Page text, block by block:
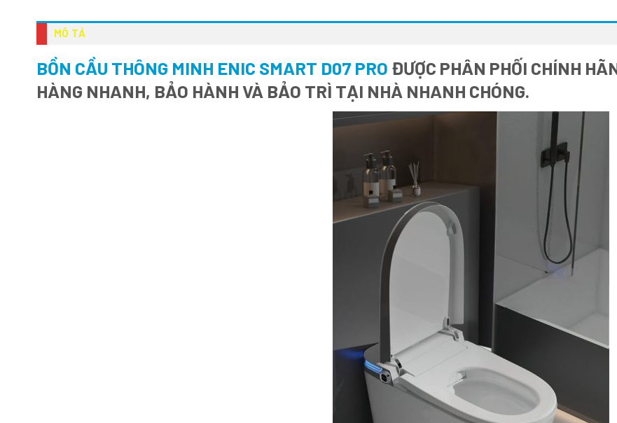
MÔ TẢ
BỒN CẦU THÔNG MINH ENIC SMART D07 PRO ĐƯỢC PHÂN PHỐI CHÍNH
HÀNG NHANH, BẢO HÀNH VÀ BẢO TRÌ TẠI NHÀ NHANH CHÓNG.